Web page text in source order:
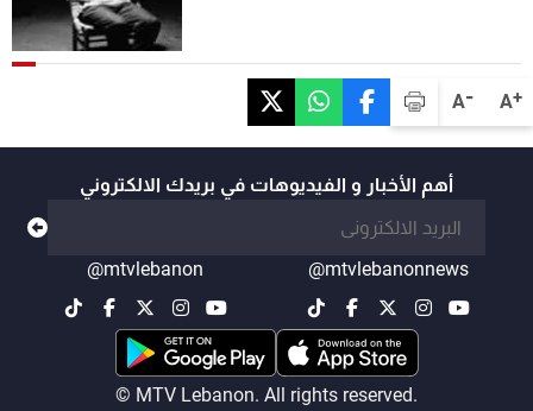
A+
A-
أهم الأخبار و الفيديوهات في بريدك الالكتروني
@mtvlebanonnews
@mtvlebanon
© MTV Lebanon. All rights reserved.